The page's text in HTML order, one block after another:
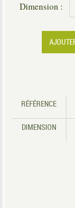
Dimension :
RÉFÉRENCE
DIMENSION